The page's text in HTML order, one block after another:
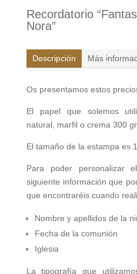
Recordatorio
Nora”
Descripción Más
Os presentamos estos
El papel que solemos
natural, marfil o crema 300 gr.
El tamaño de la estampa es
Para poder personalizar
siguiente información que
que encontraréis cuando
Nombre y apellidos de la
Fecha de la comunión
Iglesia
La tipografía que